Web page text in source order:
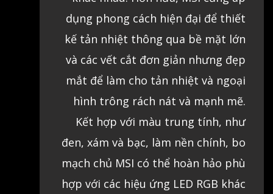
phù hợp với sở thích và sở thích
khác nhau. Hơn nữa, MSI cũng áp
dụng phong cách hiện đại để thiết
kế tản nhiệt thông qua bề mặt lớn
và các vết cắt đơn giản nhưng đẹp
mắt để làm cho tản nhiệt và ngoại
hình trông rách nát và mạnh mẽ.
Kết hợp với màu trung tính, như
đen, xám và bạc, làm nền chính, bo